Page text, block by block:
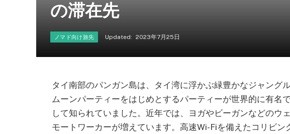
の滞在先
ノマド向け旅先 Updated: 2023年7月25日
タイ南部のパンガン島は、タイ湾に浮かぶ緑豊かなジャング
ムーンパーティーをはじめとするパーティーが世界的に有名
して知られていました。近年では、ヨガやビーガンなどのウ
モートワーカーが増えています。高速Wi-Fiを備えたコリビン